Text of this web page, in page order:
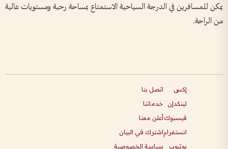
يمكن للمسافرين في الدرجة السياحية الاستمتاع بمساحة رحبة ومستويات عالية
من الراحة.
إكس
لينكدإن
فيسبوك
انستغرام
يوتيوب
اتصل بنا
خدماتنا
أعلن معنا
اشترك في البيان
سياسة الخصوصية